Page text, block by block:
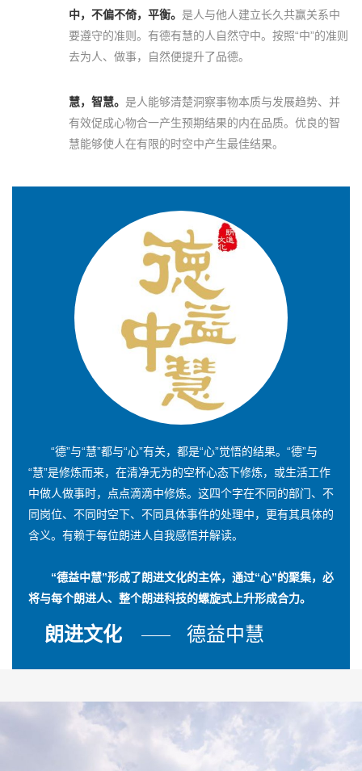
中，不偏不倚，平衡。 是人与他人建立长久共赢关系中
要遵守的准则。有德有慧的人自然守中。按照“中”的准则
去为人、做事，自然便提升了品德。
慧，智慧。 是人能够清楚洞察事物本质与发展趋势、并
有效促成心物合一产生预期结果的内在品质。优良的智
慧能够使人在有限的时空中产生最佳结果。
“德”与“慧”都与“心”有关，都是“心”觉悟的结果。“德”与
“慧”是修炼而来，在清净无为的空杯心态下修炼，或生活工作
中做人做事时，点点滴滴中修炼。这四个字在不同的部门、不
同岗位、不同时空下、不同具体事件的处理中，更有其具体的
含义。有赖于每位朗进人自我感悟并解读。
“德益中慧”形成了朗进文化的主体，通过“心”的聚集，必
将与每个朗进人、整个朗进科技的螺旋式上升形成合力。
朗进文化 德益中慧